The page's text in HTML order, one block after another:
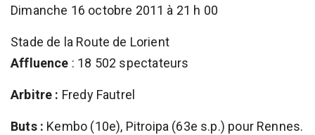
Dimanche 16 octobre 2011 à 21 h 00
Stade de la Route de Lorient
Affluence : 18 502 spectateurs
Arbitre : Fredy Fautrel
Buts : Kembo (10e), Pitroipa (63e s.p.) pour Rennes.